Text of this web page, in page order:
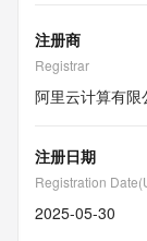
注册商
Registrar
阿里云计算有限
注册日期
Registration
2025-05-30